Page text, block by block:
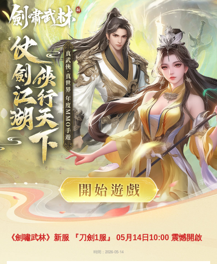
《劍嘯武林》新服 『刀劍1服』 05月14日10:00 震憾開啟
時間：2026-05-14